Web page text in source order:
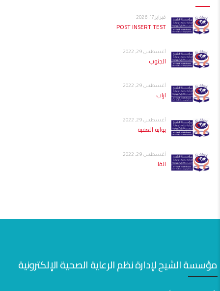
فبراير 17, 2026
POST INSERT TEST
أغسطس 29, 2022
الجنوب
أغسطس 29, 2022
اراب
أغسطس 29, 2022
بوابة العقبة
أغسطس 29, 2022
الفا
مؤسسة الشيح لإدارة نظم الرعاية الصحية الإلكترونية